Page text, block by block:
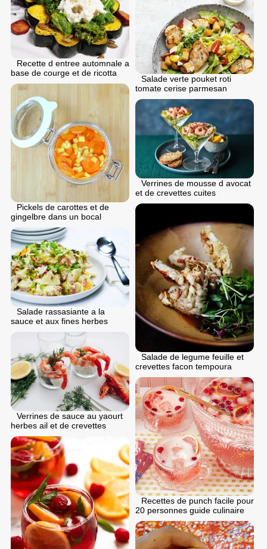
Recette d entree automnale a
base de courge et de ricotta
Salade verte pouket roti
tomate cerise parmesan
Pickels de carottes et de
gingelbre dans un bocal
Verrines de mousse d avocat
et de crevettes cuites
Salade de legume feuille et
crevettes facon tempoura
Salade rassasiante a la
sauce et aux fines herbes
Verrines de sauce au yaourt
herbes ail et de crevettes
Recettes de punch facile pour
20 personnes guide culinaire